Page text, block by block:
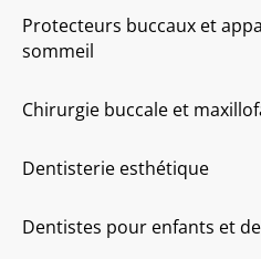
Protecteurs buccaux et
sommeil
Chirurgie buccale et
Dentisterie esthétique
Dentistes pour enfants et